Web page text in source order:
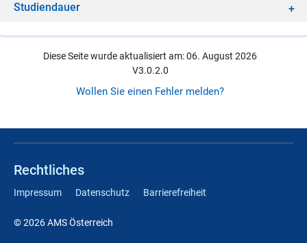
Stu­di­en­dau­er
Diese Seite wurde aktualisiert am: 06. August 2026
V3.0.2.0
Wollen Sie einen Fehler melden?
Rechtliches
Impressum Datenschutz Barrierefreiheit
© 2026 AMS Österreich